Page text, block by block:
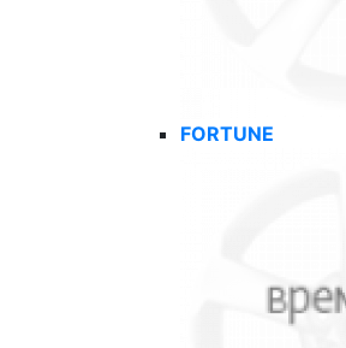
FORTUNE